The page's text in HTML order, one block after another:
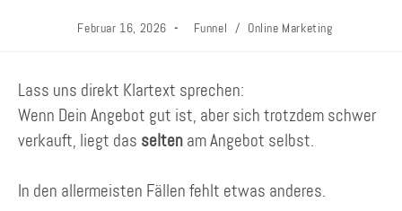
Februar 16, 2026 Funnel / Online Marketing
Lass uns direkt Klartext sprechen:
Wenn Dein Angebot gut ist, aber sich trotzdem schwer
verkauft, liegt das selten am Angebot selbst.
In den allermeisten Fällen fehlt etwas anderes.